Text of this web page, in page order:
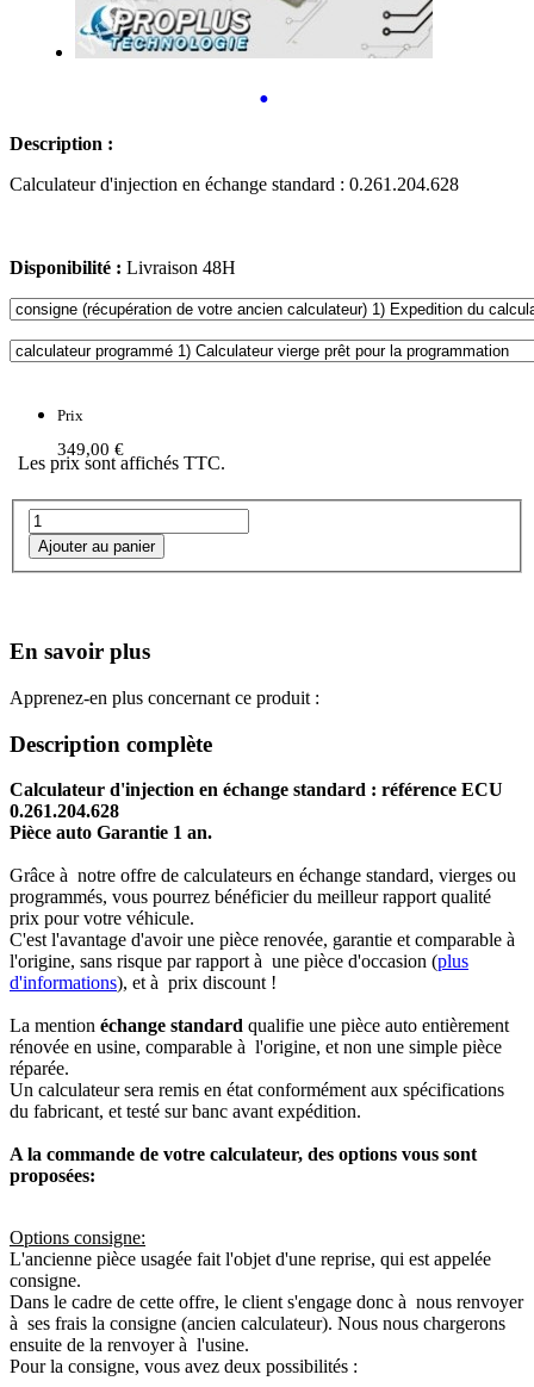
•
Description :
Calculateur d'injection en échange standard : 0.261.204.628
Disponibilité : Livraison 48H
Prix
349,00 €
Les prix sont affichés TTC.
En savoir plus
Apprenez-en plus concernant ce produit :
Description complète
Calculateur d'injection en échange standard : référence ECU
0.261.204.628
Pièce auto Garantie 1 an.
Grâce à notre offre de calculateurs en échange standard, vierges ou
programmés, vous pourrez bénéficier du meilleur rapport qualité
prix pour votre véhicule.
C'est l'avantage d'avoir une pièce renovée, garantie et comparable à
l'origine, sans risque par rapport à une pièce d'occasion (plus
d'informations), et à prix discount !
La mention échange standard qualifie une pièce auto entièrement
rénovée en usine, comparable à l'origine, et non une simple pièce
réparée.
Un calculateur sera remis en état conformément aux spécifications
du fabricant, et testé sur banc avant expédition.
A la commande de votre calculateur, des options vous sont
proposées:
Options consigne:
L'ancienne pièce usagée fait l'objet d'une reprise, qui est appelée
consigne.
Dans le cadre de cette offre, le client s'engage donc à nous renvoyer
à ses frais la consigne (ancien calculateur). Nous nous chargerons
ensuite de la renvoyer à l'usine.
Pour la consigne, vous avez deux possibilités :